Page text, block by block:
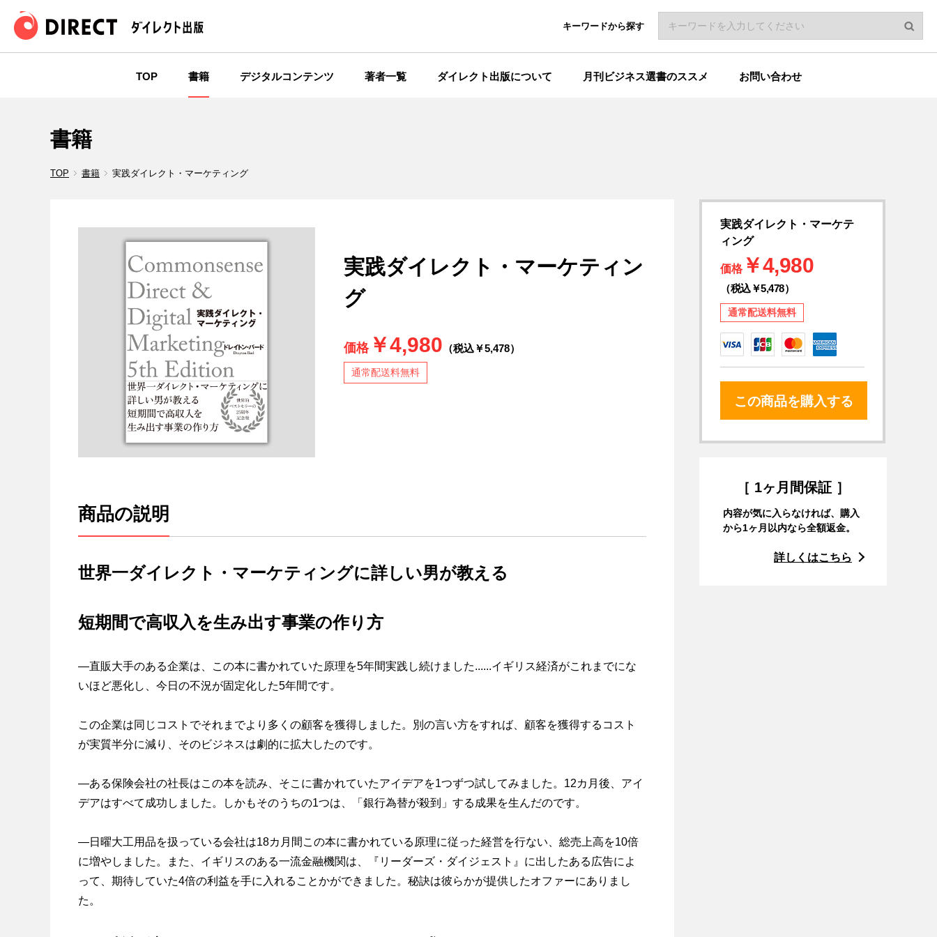
キーワードから探す
TOP 書籍 デジタルコンテンツ 著者一覧 ダイレクト出版について 月刊ビジネス選書のススメ お問い合わせ
書籍
TOP 書籍 実践ダイレクト・マーケティング
実践ダイレクト・マーケティン
グ
価格￥4,980 （税込￥5,478）
通常配送料無料
商品の説明
世界一ダイレクト・マーケティングに詳しい男が教える
短期間で高収入を生み出す事業の作り方
―直販大手のある企業は、この本に書かれていた原理を5年間実践し続けました......イギリス経済がこれまでにな
いほど悪化し、今日の不況が固定化した5年間です。
この企業は同じコストでそれまでより多くの顧客を獲得しました。別の言い方をすれば、顧客を獲得するコスト
が実質半分に減り、そのビジネスは劇的に拡大したのです。
―ある保険会社の社長はこの本を読み、そこに書かれていたアイデアを1つずつ試してみました。12カ月後、アイ
デアはすべて成功しました。しかもそのうちの1つは、「銀行為替が殺到」する成果を生んだのです。
―日曜大工用品を扱っている会社は18カ月間この本に書かれている原理に従った経営を行ない、総売上高を10倍
に増やしました。また、イギリスのある一流金融機関は、『リーダーズ・ダイジェスト』に出したある広告によ
って、期待していた4倍の利益を手に入れることかができました。秘訣は彼らかが提供したオファーにありまし
た。
実践ダイレクト・マーケテ
ィング
価格￥4,980
（税込￥5,478）
通常配送料無料
この商品を購入する
［ 1ヶ月間保証 ］
内容が気に入らなければ、購入
から1ヶ月以内なら全額返金。
詳しくはこちら